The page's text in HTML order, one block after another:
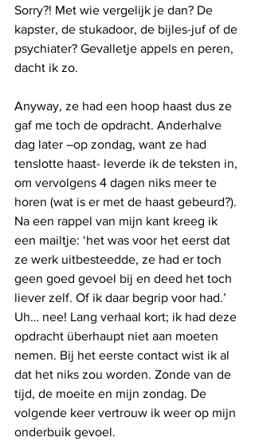
Sorry?! Met wie vergelijk je dan? De
kapster, de stukadoor, de bijles-juf of de
psychiater? Gevalletje appels en peren,
dacht ik zo.
Anyway, ze had een hoop haast dus ze
gaf me toch de opdracht. Anderhalve
dag later –op zondag, want ze had
tenslotte haast- leverde ik de teksten in,
om vervolgens 4 dagen niks meer te
horen (wat is er met de haast gebeurd?).
Na een rappel van mijn kant kreeg ik
een mailtje: ‘het was voor het eerst dat
ze werk uitbesteedde, ze had er toch
geen goed gevoel bij en deed het toch
liever zelf. Of ik daar begrip voor had.’
Uh… nee! Lang verhaal kort; ik had deze
opdracht überhaupt niet aan moeten
nemen. Bij het eerste contact wist ik al
dat het niks zou worden. Zonde van de
tijd, de moeite en mijn zondag. De
volgende keer vertrouw ik weer op mijn
onderbuik gevoel.